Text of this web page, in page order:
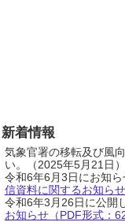
新着情報
気象官署の移転及び風
い。（2025年5月21日）
令和6年6月3日にお知
信資料に関するお知ら
令和6年3月26日に公開
お知らせ（PDF形式：